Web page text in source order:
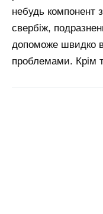
небудь компонент
свербіж,
допоможе швидко
проблемами. Крім